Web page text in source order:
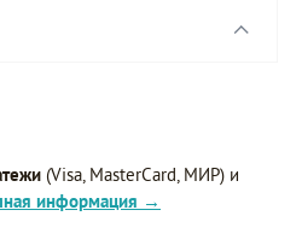
(Visa, MasterCard, МИР) и
информация →